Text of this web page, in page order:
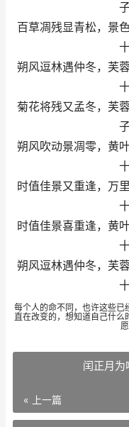
百草凋残显青松，景
朔风逗林遇仲冬，芙
菊花将残又孟冬，芙
朔风吹动景凋零，黄
时值佳景又重逢，万
时值佳景喜重逢，黄
朔风逗林遇仲冬，芙
每个人的命不同，也许这些已
直在改变的，想知道自己什
闰正月为
« 上一篇